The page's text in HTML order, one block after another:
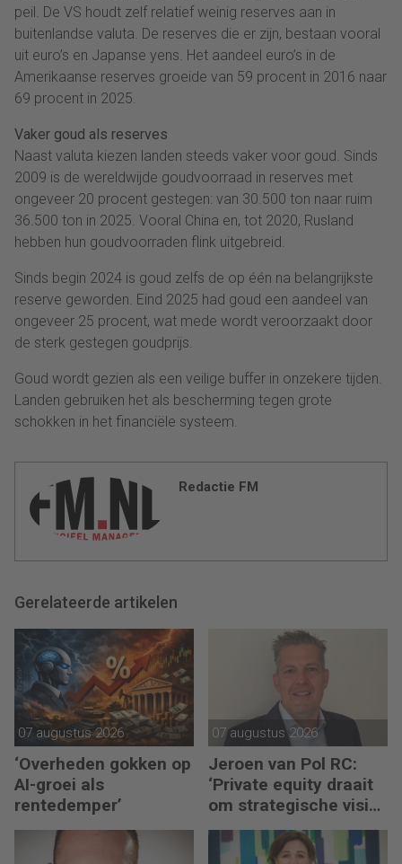
peil. De VS houdt zelf relatief weinig reserves aan in
buitenlandse valuta. De reserves die er zijn, bestaan vooral
uit euro’s en Japanse yens. Het aandeel euro’s in de
Amerikaanse reserves groeide van 59 procent in 2016 naar
69 procent in 2025.
Vaker goud als reserves
Naast valuta kiezen landen steeds vaker voor goud. Sinds
2009 is de wereldwijde goudvoorraad in reserves met
ongeveer 20 procent gestegen: van 30.500 ton naar ruim
36.500 ton in 2025. Vooral China en, tot 2020, Rusland
hebben hun goudvoorraden flink uitgebreid.
Sinds begin 2024 is goud zelfs de op één na belangrijkste
reserve geworden. Eind 2025 had goud een aandeel van
ongeveer 25 procent, wat mede wordt veroorzaakt door
de sterk gestegen goudprijs.
Goud wordt gezien als een veilige buffer in onzekere tijden.
Landen gebruiken het als bescherming tegen grote
schokken in het financiële systeem.
Redactie FM
Gerelateerde artikelen
07 augustus 2026
‘Overheden gokken op
AI-groei als
rentedemper’
07 augustus 2026
Jeroen van Pol RC:
‘Private equity draait
om strategische visie
én operational
excellence’